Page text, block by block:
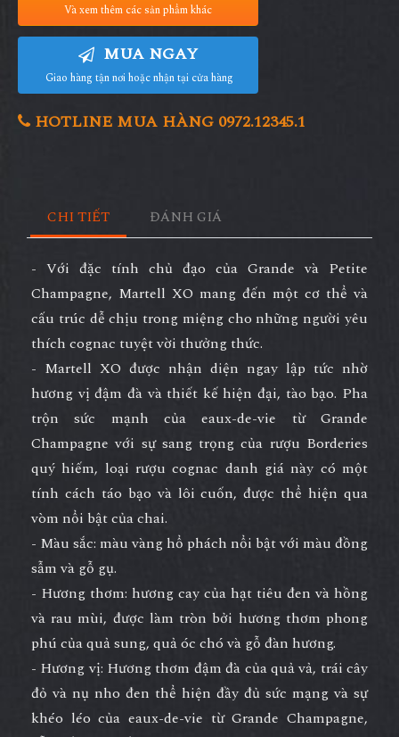
Và xem thêm các sản phẩm khác
MUA NGAY
Giao hàng tận nơi hoặc nhận tại cửa hàng
HOTLINE MUA HÀNG 0972.12345.1
CHI TIẾT ĐÁNH GIÁ
- Với đặc tính chủ đạo của Grande và Petite
Champagne, Martell XO mang đến một cơ thể và
cấu trúc dễ chịu trong miệng cho những người yêu
thích cognac tuyệt vời thưởng thức.
- Martell XO được nhận diện ngay lập tức nhờ
hương vị đậm đà và thiết kế hiện đại, tào bạo. Pha
trộn sức mạnh của eaux-de-vie từ Grande
Champagne với sự sang trọng của rượu Borderies
quý hiếm, loại rượu cognac danh giá này có một
tính cách táo bạo và lôi cuốn, được thể hiện qua
vòm nổi bật của chai.
- Màu sắc: màu vàng hổ phách nổi bật với màu đồng
sẫm và gỗ gụ.
- Hương thơm: hương cay của hạt tiêu đen và hồng
và rau mùi, được làm tròn bởi hương thơm phong
phú của quả sung, quả óc chó và gỗ đàn hương.
- Hương vị: Hương thơm đậm đà của quả vả, trái cây
đỏ và nụ nho đen thể hiện đầy đủ sức mạng và sự
khéo léo của eaux-de-vie từ Grande Champagne,